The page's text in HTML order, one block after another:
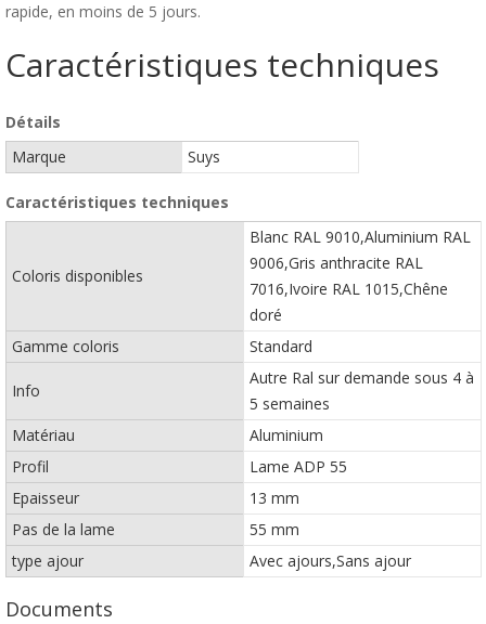
rapide, en moins de 5 jours.
Caractéristiques techniques
Détails
Marque
Suys
Caractéristiques techniques
Coloris disponibles
Blanc RAL 9010,Aluminium RAL
9006,Gris anthracite RAL
7016,Ivoire RAL 1015,Chêne
doré
Gamme coloris
Standard
Info
Autre Ral sur demande sous 4 à
5 semaines
Matériau
Aluminium
Profil
Lame ADP 55
Epaisseur
13 mm
Pas de la lame
55 mm
type ajour
Avec ajours,Sans ajour
Documents